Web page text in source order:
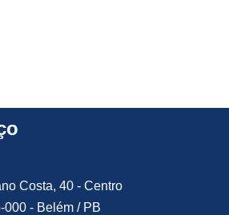
Costa, 40 - Centro
000 - Belém / PB